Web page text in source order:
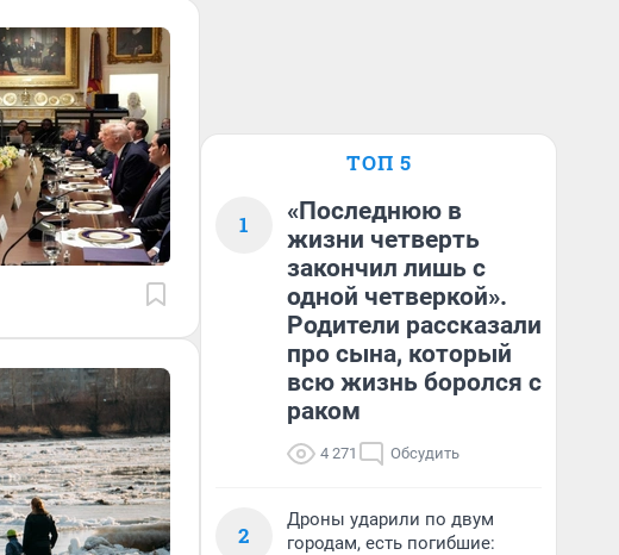
ТОП 5
1
«Последнюю в
жизни четверть
закончил лишь с
одной четверкой».
Родители рассказали
про сына, который
всю жизнь боролся с
раком
4 271 Обсудить
2
Дроны ударили по двум
городам, есть погибшие: